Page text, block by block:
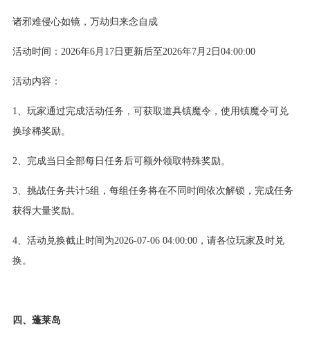
诸邪难侵心如镜，万劫归来念自成
活动时间：2026年6月17日更新后至2026年7月2日04:00:00
活动内容：
1、玩家通过完成活动任务，可获取道具镇魔令，使用镇魔令可兑
换珍稀奖励。
2、完成当日全部每日任务后可额外领取特殊奖励。
3、挑战任务共计5组，每组任务将在不同时间依次解锁，完成任务
获得大量奖励。
4、活动兑换截止时间为2026-07-06 04:00:00，请各位玩家及时兑
换。
四、蓬莱岛